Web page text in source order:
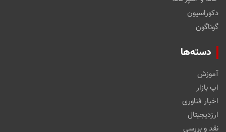
دکوراسیون
گوناگون
دسته‌ها
آموزش
اپ بازار
اخبار فناوری
ارزدیجیتال
نقد و بررسی